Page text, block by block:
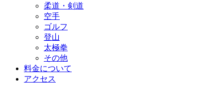
柔道・剣道
空手
ゴルフ
登山
太極拳
その他
料金について
アクセス